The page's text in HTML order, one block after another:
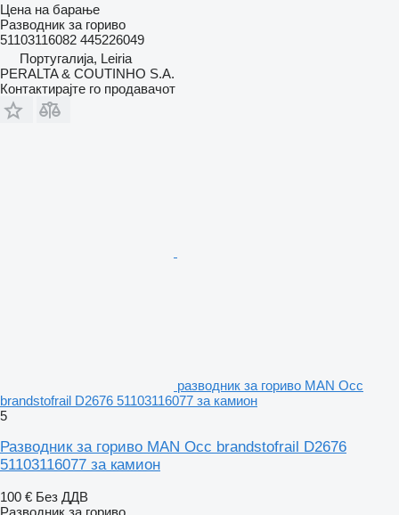
Цена на барање
Разводник за гориво
51103116082 445226049
Португалија, Leiria
PERALTA & COUTINHO S.A.
Контактирајте го продавачот
разводник за гориво MAN Occ
brandstofrail D2676 51103116077 за камион
5
Разводник за гориво MAN Occ brandstofrail D2676
51103116077 за камион
100 € Без ДДВ
Разводник за гориво